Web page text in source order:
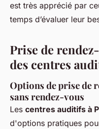
est très apprécié par
temps d’évaluer leur
Prise de
des centres
Options de prise de
sans rendez-vous
Les centres auditifs à
d'options pratiques